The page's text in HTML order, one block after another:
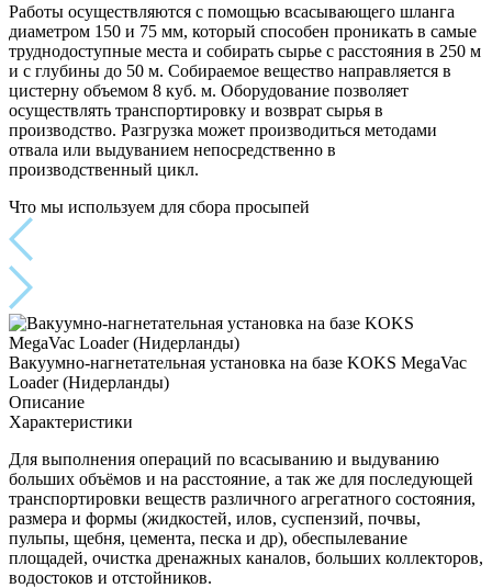
Работы осуществляются с помощью всасывающего шланга
диаметром 150 и 75 мм, который способен проникать в самые
труднодоступные места и собирать сырье с расстояния в 250 м
и с глубины до 50 м. Собираемое вещество направляется в
цистерну объемом 8 куб. м. Оборудование позволяет
осуществлять транспортировку и возврат сырья в
производство. Разгрузка может производиться методами
отвала или выдуванием непосредственно в
производственный цикл.
Что мы используем для сбора просыпей
Вакуумно-нагнетательная установка на базе KOKS MegaVac
Loader (Нидерланды)
Описание
Характеристики
Для выполнения операций по всасыванию и выдуванию
больших объёмов и на расстояние, а так же для последующей
транспортировки веществ различного агрегатного состояния,
размера и формы (жидкостей, илов, суспензий, почвы,
пульпы, щебня, цемента, песка и др), обеспылевание
площадей, очистка дренажных каналов, больших коллекторов,
водостоков и отстойников.